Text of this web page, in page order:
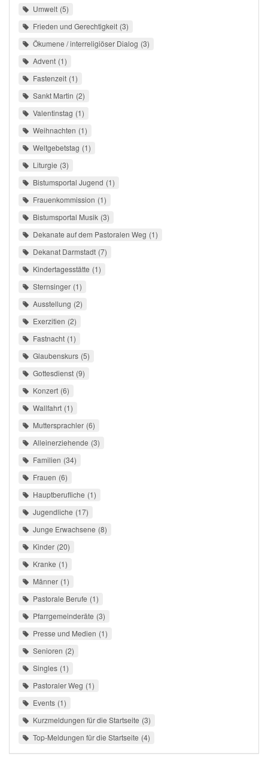
Umwelt 5
Frieden und Gerechtigkeit 3
Ökumene / interreligiöser Dialog 3
Advent 1
Fastenzeit 1
Sankt Martin 2
Valentinstag 1
Weihnachten 1
Weltgebetstag 1
Liturgie 3
Bistumsportal Jugend 1
Frauenkommission 1
Bistumsportal Musik 3
Dekanate auf dem Pastoralen Weg 1
Dekanat Darmstadt 7
Kindertagesstätte 1
Sternsinger 1
Ausstellung 2
Exerzitien 2
Fastnacht 1
Glaubenskurs 5
Gottesdienst 9
Konzert 6
Wallfahrt 1
Muttersprachler 6
Alleinerziehende 3
Familien 34
Frauen 6
Hauptberufliche 1
Jugendliche 17
Junge Erwachsene 8
Kinder 20
Kranke 1
Männer 1
Pastorale Berufe 1
Pfarrgemeinderäte 3
Presse und Medien 1
Senioren 2
Singles 1
Pastoraler Weg 1
Events 1
Kurzmeldungen für die Startseite 3
Top-Meldungen für die Startseite 4